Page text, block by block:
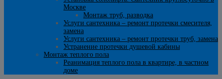
Москве
Монтаж труб, разводка
Услуги сантехника – ремонт протечки смесителя,
замена
Услуги сантехника – ремонт протечки труб, замена
Устранение протечки душевой кабины
Монтаж теплого пола
Реанимация теплого пола в квартире, в частном
доме